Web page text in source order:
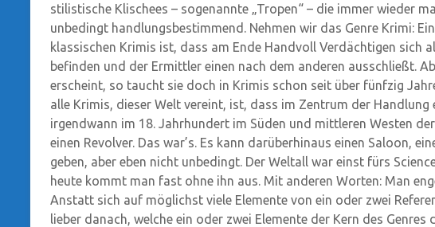
stilistische Klischees – sogenannte „Tropen“ – die immer wieder
unbedingt handlungsbestimmend. Nehmen wir das Genre Krimi:
klassischen Krimis ist, dass am Ende Handvoll Verdächtigen sich
befinden und der Ermittler einen nach dem anderen ausschließt.
erscheint, so taucht sie doch in Krimis schon seit über fünfzig
alle Krimis, dieser Welt vereint, ist, dass im Zentrum der Handlung
irgendwann im 18. Jahrhundert im Süden und mittleren Westen
einen Revolver. Das war’s. Es kann darüberhinaus einen Saloon,
geben, aber eben nicht unbedingt. Der Weltall war einst fürs
heute kommt man fast ohne ihn aus. Mit anderen Worten: Man
Anstatt sich auf möglichst viele Elemente von ein oder zwei
lieber danach, welche ein oder zwei Elemente der Kern des Genres